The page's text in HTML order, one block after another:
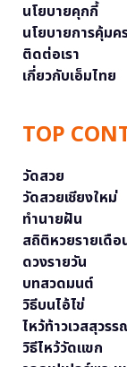
นโยบายคุกกี้
นโยบายการคุ้ม
ติดต่อเรา
เกี่ยวกับเอ็มไทย
TOP
วัดสวย
วัดสวยเชียงใหม่
ทำนายฝัน
สถิติหวยรายเดือ
ดวงรายวัน
บทสวดมนต์
วิธีบนไอ้ไข่
ไหว้ท้าวเวสสุวร
วิธีไหว้วัดแขก